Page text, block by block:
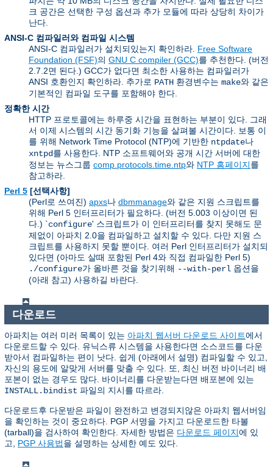
크 공간은 선택한 구성 옵션과 추가 모듈에 따라 상당히 차이가
난다.
ANSI-C 컴파일러와 컴파일 시스템
ANSI-C 컴파일러가 설치되있는지 확인하라. Free Software
Foundation (FSF)의 GNU C compiler (GCC)를 추천한다. (버전
2.7.2면 된다.) GCC가 없다면 최소한 사용하는 컴파일러가
ANSI 호환인지 확인하라. 추가로 PATH 환경변수는 make와 같은
기본적인 컴파일 도구를 포함해야 한다.
정확한 시간
HTTP 프로토콜에는 하루중 시간을 표현하는 부분이 있다. 그래
서 이제 시스템의 시간 동기화 기능을 살펴볼 시간이다. 보통 이
를 위해 Network Time Protocol (NTP)에 기반한 ntpdate나
xntpd를 사용한다. NTP 소프트웨어와 공개 시간 서버에 대한
정보는 뉴스그룹 comp.protocols.time.ntp와 NTP 홈페이지를
참고하라.
Perl 5 [선택사항]
(Perl로 쓰여진) apxs나 dbmmanage와 같은 지원 스크립트를
위해 Perl 5 인터프리터가 필요하다. (버전 5.003 이상이면 된
다.) `configure' 스크립트가 이 인터프리터를 찾지 못해도 문
제없이 아파치 2.0을 컴파일하고 설치할 수 있다. 다만 지원 스
크립트를 사용하지 못할 뿐이다. 여러 Perl 인터프리터가 설치되
있다면 (아마도 살때 포함된 Perl 4와 직접 컴파일한 Perl 5)
./configure가 올바른 것을 찾기위해 --with-perl 옵션을
(아래 참고) 사용하길 바란다.
다운로드
아파치는 여러 미러 목록이 있는 아파치 웹서버 다운로드 사이트에서
다운로드할 수 있다. 유닉스류 시스템을 사용한다면 소스코드를 다운
받아서 컴파일하는 편이 낫다. 쉽게 (아래에서 설명) 컴파일할 수 있고,
자신의 용도에 알맞게 서버를 맞출 수 있다. 또, 최신 버전 바이너리 배
포본이 없는 경우도 많다. 바이너리를 다운받는다면 배포본에 있는
INSTALL.bindist 파일의 지시를 따르라.
다운로드후 다운받은 파일이 완전하고 변경되지않은 아파치 웹서버임
을 확인하는 것이 중요하다. PGP 서명을 가지고 다운로드한 타볼
(tarball)을 검사하여 확인한다. 자세한 방법은 다운로드 페이지에 있
고, PGP 사용법을 설명하는 상세한 예도 있다.